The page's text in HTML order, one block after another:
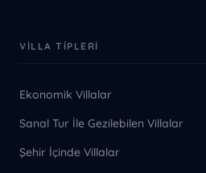
VILLA TIPLERI
Ekonomik Villalar
Sanal Tur İle Gezilebilen Villalar
Şehir İçinde Villalar